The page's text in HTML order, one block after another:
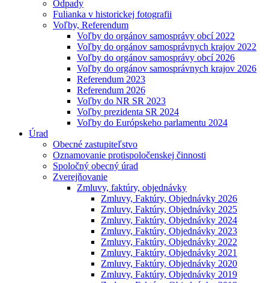
Odpady
Fulianka v historickej fotografii
Voľby, Referendum
Voľby do orgánov samosprávy obcí 2022
Voľby do orgánov samosprávnych krajov 2022
Voľby do orgánov samosprávy obcí 2026
Voľby do orgánov samosprávnych krajov 2026
Referendum 2023
Referendum 2026
Voľby do NR SR 2023
Voľby prezidenta SR 2024
Voľby do Európskeho parlamentu 2024
Úrad
Obecné zastupiteľstvo
Oznamovanie protispoločenskej činnosti
Spoločný obecný úrad
Zverejňovanie
Zmluvy, faktúry, objednávky
Zmluvy, Faktúry, Objednávky 2026
Zmluvy, Faktúry, Objednávky 2025
Zmluvy, Faktúry, Objednávky 2024
Zmluvy, Faktúry, Objednávky 2023
Zmluvy, Faktúry, Objednávky 2022
Zmluvy, Faktúry, Objednávky 2021
Zmluvy, Faktúry, Objednávky 2020
Zmluvy, Faktúry, Objednávky 2019